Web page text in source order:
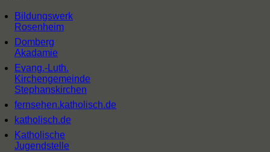
Bildungswerk
Rosenheim
Domberg
Akadamie
Evang.-Luth.
Kirchengemeinde
Stephanskirchen
fernsehen.katholisch.de
katholisch.de
Katholische
Jugendstelle